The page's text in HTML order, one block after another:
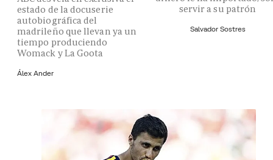
estado de la docuserie
autobiográfica del
madrileño que llevan ya un
tiempo produciendo
Womack y La Goota
Álex Ander
servir a su patrón
Salvador Sostres